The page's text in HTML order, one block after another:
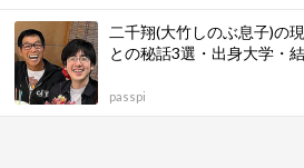
二千翔(大竹しのぶ息子)の
との秘話3選・出身大学・
passpi